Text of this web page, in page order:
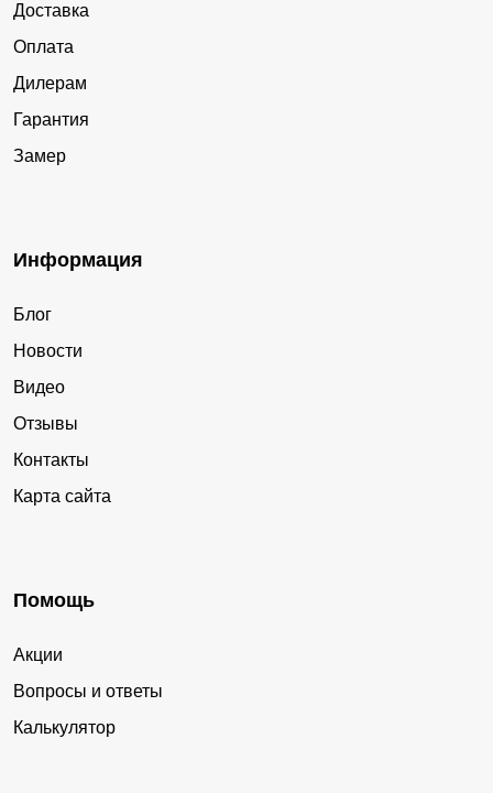
Доставка
Оплата
Дилерам
Гарантия
Замер
Информация
Блог
Новости
Видео
Отзывы
Контакты
Карта сайта
Помощь
Акции
Вопросы и ответы
Калькулятор